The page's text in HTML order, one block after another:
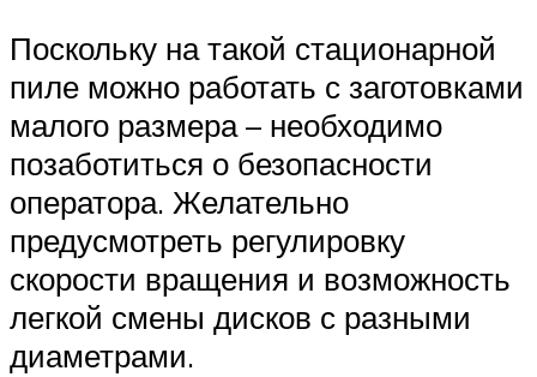
Поскольку на такой стационарной
пиле можно работать с заготовками
малого размера – необходимо
позаботиться о безопасности
оператора. Желательно
предусмотреть регулировку
скорости вращения и возможность
легкой смены дисков с разными
диаметрами.